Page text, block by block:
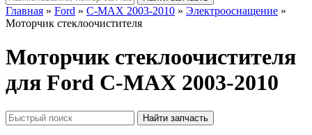
Главная » Ford » C-MAX 2003-2010 » Электрооснащение »
Моторчик стеклоочистителя
Моторчик стеклоочистителя
для Ford C-MAX 2003-2010